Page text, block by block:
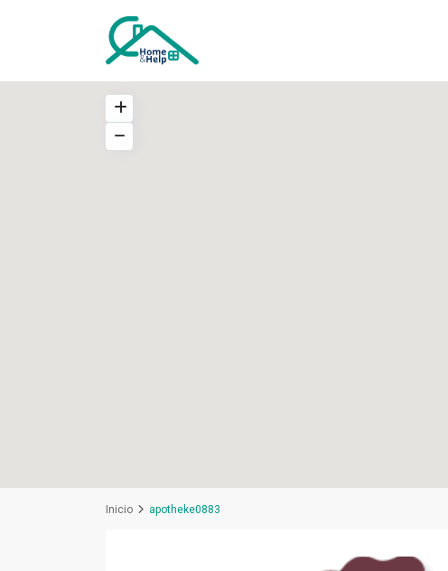
Inicio apotheke0883